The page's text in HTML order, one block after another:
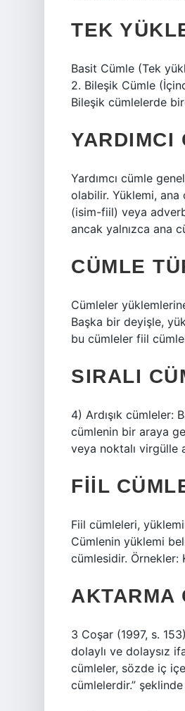
TEK
Basit Cümle (Tek
2. Bileşik Cümle
Bileşik cümlelerde
YARDIMCI
Yardımcı cümle
olabilir. Yüklemi,
(isim-fiil) veya
ancak yalnızca ana
CÜMLE
Cümleler
Başka bir deyişle,
bu cümleler fiil
SIRALI
4) Ardışık cümleler:
cümlenin bir araya
veya noktalı virgülle
FIIL
Fiil cümleleri,
Cümlenin yüklemi
cümlesidir. Örnekler:
AKTARMA
3 Coşar (1997, s.
dolaylı ve dolaysız
cümleler, sözde iç
cümlelerdir.” şeklinde